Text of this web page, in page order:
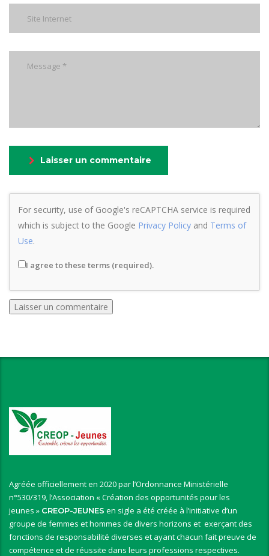
Laisser un commentaire
For security, use of Google's reCAPTCHA service is required
which is subject to the Google Privacy Policy and Terms of
Use.
I agree to these terms (required).
Agréée officiellement en 2020 par l’Ordonnance Ministérielle
n°530/319, l’Association « Création des opportunités pour les
jeunes » CREOP-JEUNES en sigle a été créée à l’initiative d’un
groupe de femmes et hommes de divers horizons et exerçant des
fonctions de responsabilité diverses et ayant chacun fait preuve de
compétence et de réussite dans leurs professions respectives.